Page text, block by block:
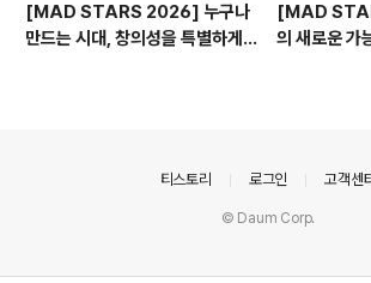
[MAD STARS 2026] 누구나
만드는 시대, 창의성을 특별하게
[MAD
의 새로운 가
티스토리 로그인 고객센
© Daum Corp.